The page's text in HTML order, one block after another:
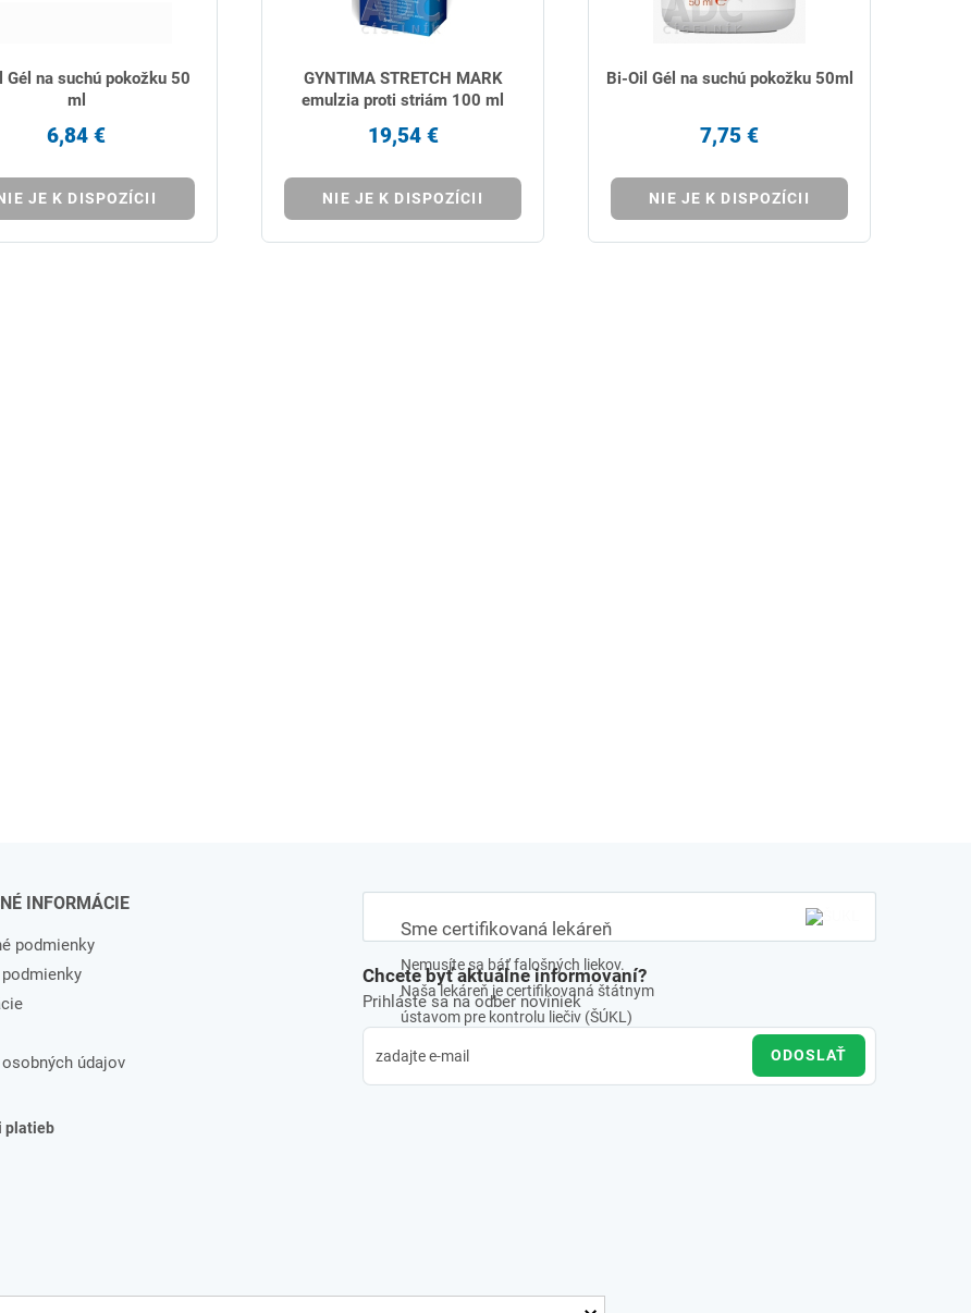
Gél na suchú pokožku 50
ml
6,84 €
JE K DISPOZÍCII
GYNTIMA STRETCH MARK
emulzia proti striám 100 ml
19,54 €
NIE JE K DISPOZÍCII
Bi-Oil Gél na suchú pokožku 50ml
7,75 €
NIE JE K DISPOZÍCII
Sme certifikovaná lekáreň
Nemusíte sa báť falošných liekov.
Naša lekáreň je certifikovaná štátnym
ústavom pre kontrolu liečiv (ŠÚKL)
INFORMÁCIE
podmienky
údajov
platieb
Chcete byť aktuálne informovaní?
Prihláste sa na odber noviniek
ODOSLAŤ